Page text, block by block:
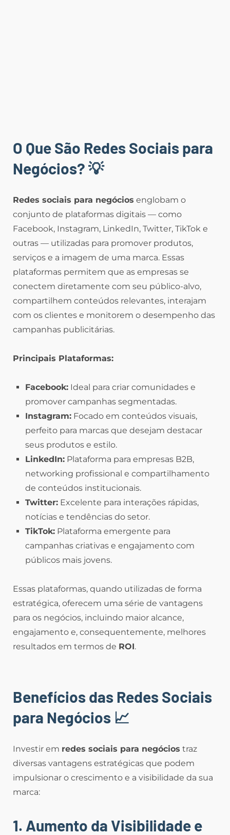
O Que São Redes Sociais para
Negócios?💡
Redes sociais para negócios englobam o
conjunto de plataformas digitais — como
Facebook, Instagram, LinkedIn, Twitter, TikTok e
outras — utilizadas para promover produtos,
serviços e a imagem de uma marca. Essas
plataformas permitem que as empresas se
conectem diretamente com seu público-alvo,
compartilhem conteúdos relevantes, interajam
com os clientes e monitorem o desempenho das
campanhas publicitárias.
Principais Plataformas:
Facebook: Ideal para criar comunidades e
promover campanhas segmentadas.
Instagram: Focado em conteúdos visuais,
perfeito para marcas que desejam destacar
seus produtos e estilo.
LinkedIn: Plataforma para empresas B2B,
networking profissional e compartilhamento
de conteúdos institucionais.
Twitter: Excelente para interações rápidas,
notícias e tendências do setor.
TikTok: Plataforma emergente para
campanhas criativas e engajamento com
públicos mais jovens.
Essas plataformas, quando utilizadas de forma
estratégica, oferecem uma série de vantagens
para os negócios, incluindo maior alcance,
engajamento e, consequentemente, melhores
resultados em termos de ROI.
Benefícios das Redes Sociais
para Negócios 📈
Investir em redes sociais para negócios traz
diversas vantagens estratégicas que podem
impulsionar o crescimento e a visibilidade da sua
marca:
1. Aumento da Visibilidade e